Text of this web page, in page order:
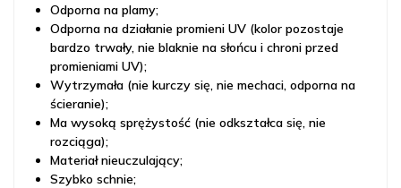
Odporna na plamy;
Odporna na działanie promieni UV (kolor pozostaje
bardzo trwały, nie blaknie na słońcu i chroni przed
promieniami UV);
Wytrzymała (nie kurczy się, nie mechaci, odporna na
ścieranie);
Ma wysoką sprężystość (nie odkształca się, nie
rozciąga);
Materiał nieuczulający;
Szybko schnie;